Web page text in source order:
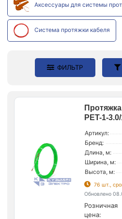
Аксессуары для системы
Система протяжки кабеля
ФИЛЬТР
PET-1-
Артикул:
Бренд:
Длина, м:
Ширина, м:
Высота, м:
76 шт.,
Обновлено
Розничная
цена: